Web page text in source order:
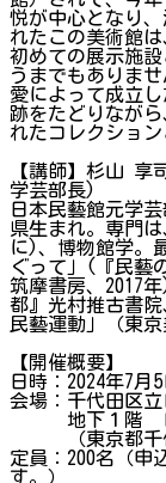
悦が中心となり
れたこの美術館
初めての展示施
うまでもありま
愛によって成立
跡をたどりなが
れたコレクショ
【講師】杉山
学芸部長)
日本民藝館元学
県生まれ。専門
に)、博物館学。
ぐって」(『民藝
筑摩書房、2017
都』光村推古書
民藝運動」（東京
【開催概要】
日時：2024年7月
会場：千代田区
地下１階 日比
（東京都千代
定員：200名（申
す。）